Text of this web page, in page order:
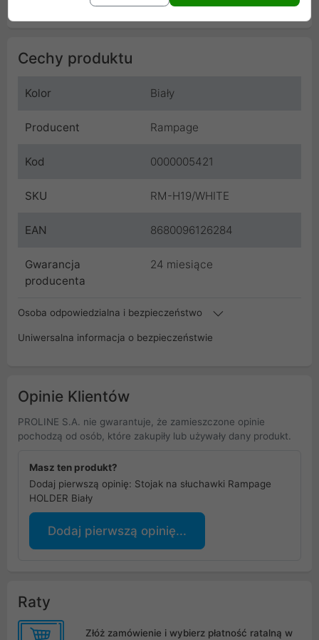
Cechy produktu
Kolor Biały
Producent Rampage
Kod 0000005421
SKU RM-H19/WHITE
EAN 8680096126284
Gwarancja
producenta
24 miesiące
Osoba odpowiedzialna i bezpieczeństwo
Uniwersalna informacja o bezpieczeństwie
Opinie Klientów
PROLINE S.A. nie gwarantuje, że zamieszczone opinie
pochodzą od osób, które zakupiły lub używały dany produkt.
Masz ten produkt?
Dodaj pierwszą opinię: Stojak na słuchawki Rampage
HOLDER Biały
Dodaj pierwszą opinię...
Raty
Złóż zamówienie i wybierz płatność ratalną w